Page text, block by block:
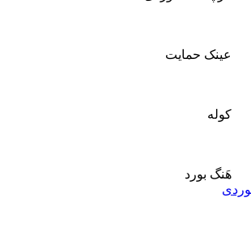
عینک حمایت
کوله
هَنگ بورد